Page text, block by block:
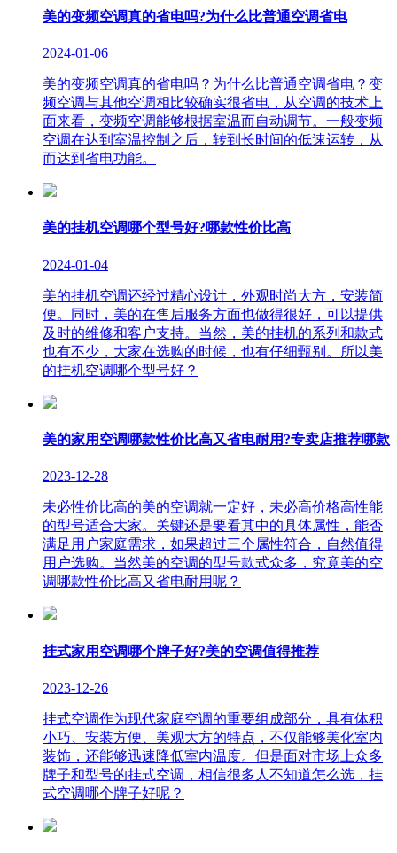
美的变频空调真的省电吗?为什么比普通空调省电
2024-01-06
美的变频空调真的省电吗？为什么比普通空调省电？变
频空调与其他空调相比较确实很省电，从空调的技术上
面来看，变频空调能够根据室温而自动调节。一般变频
空调在达到室温控制之后，转到长时间的低速运转，从
而达到省电功能。
美的挂机空调哪个型号好?哪款性价比高
2024-01-04
美的挂机空调还经过精心设计，外观时尚大方，安装简
便。同时，美的在售后服务方面也做得很好，可以提供
及时的维修和客户支持。当然，美的挂机的系列和款式
也有不少，大家在选购的时候，也有仔细甄别。所以美
的挂机空调哪个型号好？
美的家用空调哪款性价比高又省电耐用?专卖店推荐哪款
2023-12-28
未必性价比高的美的空调就一定好，未必高价格高性能
的型号适合大家。关键还是要看其中的具体属性，能否
满足用户家庭需求，如果超过三个属性符合，自然值得
用户选购。当然美的空调的型号款式众多，究竟美的空
调哪款性价比高又省电耐用呢？
挂式家用空调哪个牌子好?美的空调值得推荐
2023-12-26
挂式空调作为现代家庭空调的重要组成部分，具有体积
小巧、安装方便、美观大方的特点，不仅能够美化室内
装饰，还能够迅速降低室内温度。但是面对市场上众多
牌子和型号的挂式空调，相信很多人不知道怎么选，挂
式空调哪个牌子好呢？